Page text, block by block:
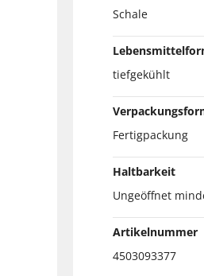
Schale
tiefgekühlt
Fertigpackung
Haltbarkeit
Ungeöffnet
Artikelnummer
4503093377